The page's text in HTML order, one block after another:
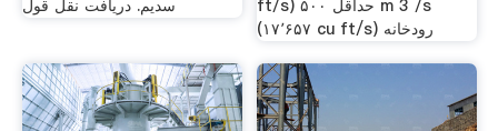
سدیم. دریافت نقل قول
ft/s) حداقل ۵۰۰ m 3 /s
(۱۷٬۶۵۷ cu ft/s) رودخانه